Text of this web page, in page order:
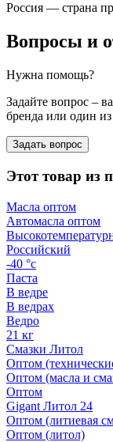
Россия — страна
Вопросы и
Нужна помощь?
Задайте вопрос –
бренда или один
Задать вопрос
Этот товар из
Масла оптом
Автомасла оптом
Российский
-40 °с
Паста
В ведре
В ведрах
Ведро
21 кг
Смазки Литол
Оптом
Оптом (масла и
Оптом
Gigant Литол 24
Оптом (литиевая
Оптом (литол)